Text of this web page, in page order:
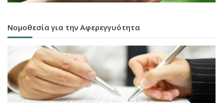
Νομοθεσία για την Αφερεγγυότητα